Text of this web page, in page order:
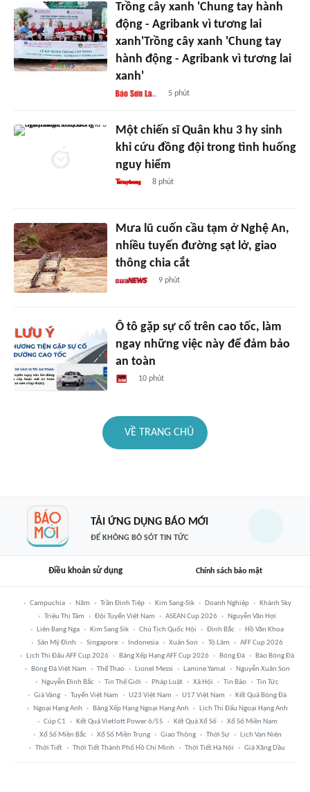
Trồng cây xanh 'Chung tay hành
động - Agribank vì tương lai
xanh'Trồng cây xanh 'Chung tay
hành động - Agribank vì tương lai
xanh'
5 phút
Một chiến sĩ Quân khu 3 hy sinh
khi cứu đồng đội trong tình huống
nguy hiểm
8 phút
Mưa lũ cuốn cầu tạm ở Nghệ An,
nhiều tuyến đường sạt lở, giao
thông chia cắt
9 phút
Ô tô gặp sự cố trên cao tốc, làm
ngay những việc này để đảm bảo
an toàn
10 phút
VỀ TRANG CHỦ
TẢI ỨNG DỤNG BÁO MỚI
ĐỂ KHÔNG BỎ SÓT TIN TỨC
Điều khoản sử dụng Chính sách bảo mật
Campuchia Năm Trần Đình Tiệp Kim Sang-Sik Doanh Nghiệp
Khánh Sky
Triệu Thị Tâm
Đội Tuyển Việt Nam ASEAN Cup 2026
Nguyễn Văn Hợi
Liên Bang Nga
Kim Sang Sik Chủ Tịch Quốc Hội Đình Bắc
Hồ Văn Khoa
Sân Mỹ Đình
Singapore Indonesia Xuân Son Tô Lâm
AFF Cup 2026
Lịch Thi Đấu AFF Cup 2026
Bảng Xếp Hạng AFF Cup 2026 Bóng Đá
Báo Bóng Đá
Bóng Đá Việt Nam
Thể Thao Lionel Messi Lamine Yamal
Nguyễn Xuân Son
Nguyễn Đình Bắc
Tin Thế Giới Pháp Luật Xã Hội Tin Bão
Tin Tức
Giá Vàng
Tuyển Việt Nam U23 Việt Nam U17 Việt Nam
Kết Quả Bóng Đá
Ngoại Hạng Anh
Bảng Xếp Hạng Ngoại Hạng Anh
Lịch Thi Đấu Ngoại Hạng Anh
Cúp C1
Kết Quả Vietlott Power 6/55 Kết Quả Xổ Số
Xổ Số Miền Nam
Xổ Số Miền Bắc
Xổ Số Miền Trung Giao Thông Thời Sự
Lịch Vạn Niên
Thời Tiết
Thời Tiết Thành Phố Hồ Chí Minh Thời Tiết Hà Nội Giá Xăng Dầu